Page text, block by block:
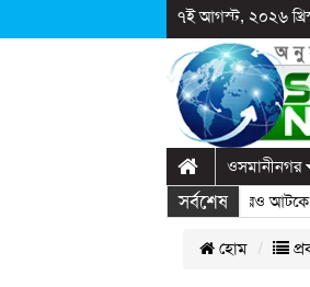
৭ই আগস্ট, ২০২৬
ওসমানীনগর
সর্বশেষ
স্কুলে দুপ্রক’র অনুষ্ঠান: ছুটির পরও আটকে
হোম